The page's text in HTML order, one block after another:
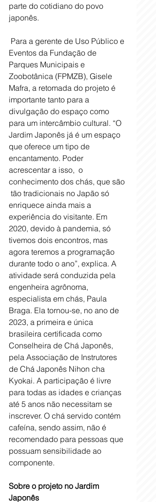
parte do cotidiano do povo
japonês.
Para a gerente de Uso Público e
Eventos da Fundação de
Parques Municipais e
Zoobotânica (FPMZB), Gisele
Mafra, a retomada do projeto é
importante tanto para a
divulgação do espaço como
para um intercâmbio cultural. “O
Jardim Japonês já é um espaço
que oferece um tipo de
encantamento. Poder
acrescentar a isso,  o
conhecimento dos chás, que são
tão tradicionais no Japão só
enriquece ainda mais a
experiência do visitante. Em
2020, devido à pandemia, só
tivemos dois encontros, mas
agora teremos a programação
durante todo o ano”, explica. A
atividade será conduzida pela
engenheira agrônoma,
especialista em chás, Paula
Braga. Ela tornou-se, no ano de
2023, a primeira e única
brasileira certificada como
Conselheira de Chá Japonês,
pela Associação de Instrutores
de Chá Japonês Nihon cha
Kyokai. A participação é livre
para todas as idades e crianças
até 5 anos não necessitam se
inscrever. O chá servido contém
cafeína, sendo assim, não é
recomendado para pessoas que
possuam sensibilidade ao
componente.
Sobre o projeto no Jardim
Japonês